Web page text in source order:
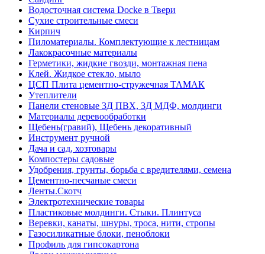
Водосточная система Docke в Твери
Сухие строительные смеси
Кирпич
Пиломатериалы. Комплектующие к лестницам
Лакокрасочные материалы
Герметики, жидкие гвозди, монтажная пена
Клей. Жидкое стекло, мыло
ЦСП Плита цементно-стружечная ТАМАК
Утеплители
Панели стеновые 3Д ПВХ, 3Д МДФ, молдинги
Материалы деревообработки
Щебень(гравий), Щебень декоративный
Инструмент ручной
Дача и сад, хозтовары
Компостеры садовые
Удобрения, грунты, борьба с вредителями, семена
Цементно-песчаные смеси
Ленты.Скотч
Электротехнические товары
Пластиковые молдинги. Стыки. Плинтуса
Веревки, канаты, шнуры, троса, нити, стропы
Газосиликатные блоки, пеноблоки
Профиль для гипсокартона